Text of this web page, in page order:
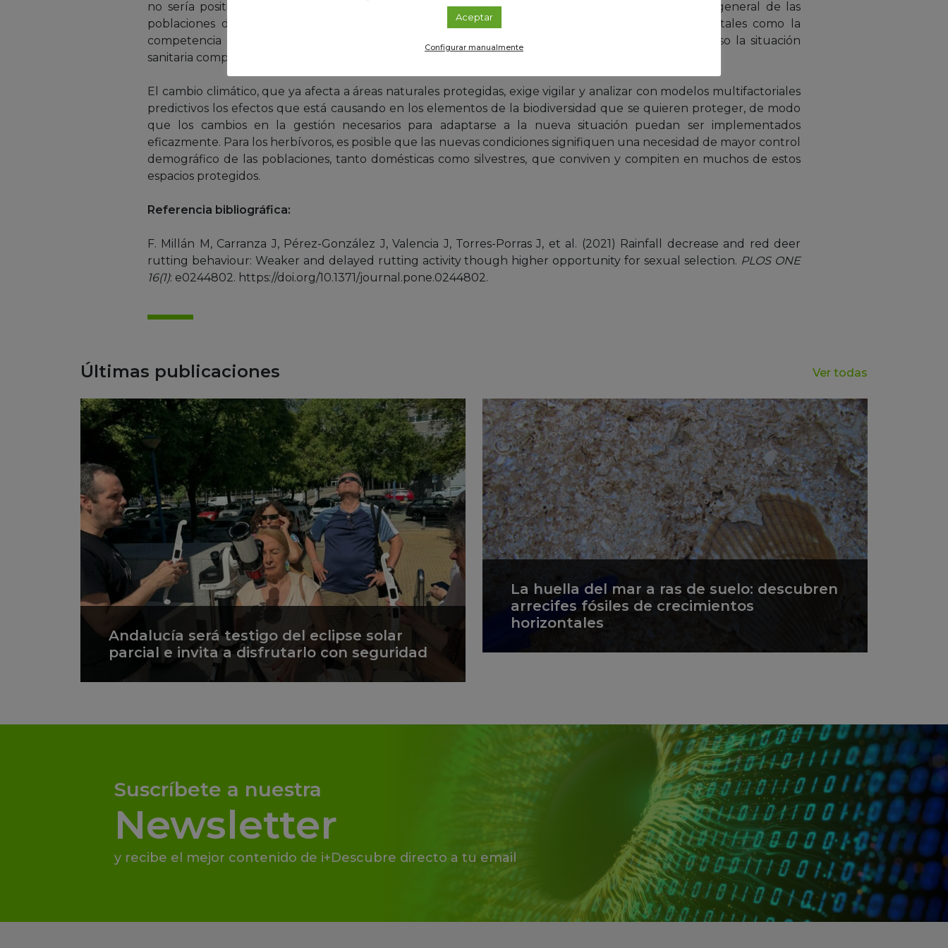
no sería positivo ya que la escasez de lluvia y de alimento comprometen el éxito reproductivo general de las
poblaciones de ciervos, con posibles efectos en cascada sobre otros elementos del ecosistema, tales como la
competencia con otros herbívoros, silvestres y domésticos, el impacto sobre la vegetación, o incluso la situación
sanitaria compartida por muchas de estas especies.
El cambio climático, que ya afecta a áreas naturales protegidas, exige vigilar y analizar con modelos multifactoriales
predictivos los efectos que está causando en los elementos de la biodiversidad que se quieren proteger, de modo
que los cambios en la gestión necesarios para adaptarse a la nueva situación puedan ser implementados
eficazmente. Para los herbívoros, es posible que las nuevas condiciones signifiquen una necesidad de mayor control
demográfico de las poblaciones, tanto domésticas como silvestres, que conviven y compiten en muchos de estos
espacios protegidos.
Referencia bibliográfica:
F. Millán M, Carranza J, Pérez-González J, Valencia J, Torres-Porras J, et al. (2021) Rainfall decrease and red deer
rutting behaviour: Weaker and delayed rutting activity though higher opportunity for sexual selection. PLOS ONE
16(1): e0244802. https://doi.org/10.1371/journal.pone.0244802.
Últimas publicaciones Ver todas
Andalucía será testigo del eclipse solar
parcial e invita a disfrutarlo con seguridad
La huella del mar a ras de suelo: descubren
arrecifes fósiles de crecimientos
horizontales
Suscríbete a nuestra
Newsletter
y recibe el mejor contenido de i+Descubre directo a tu email
Aceptar
Configurar manualmente